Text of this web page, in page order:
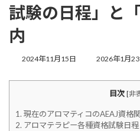
試験の日程」と
内
2024年11月15日
最
時
:
2026年1月
目次 [非
1. 現在のアロマティコのAEAJ資格
2. アロマテラピー各種資格試験日程